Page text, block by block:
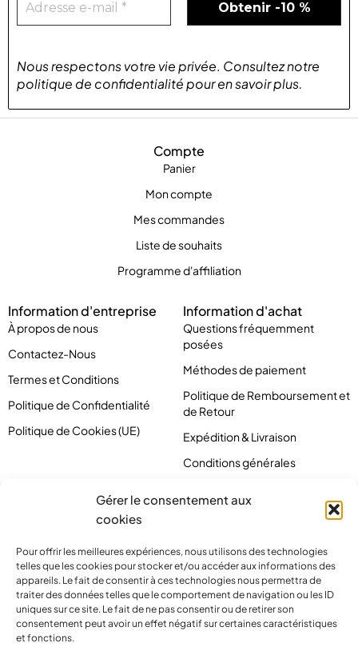
Gérer le consentement aux
cookies
Pour offrir les meilleures expériences, nous utilisons des technologies
telles que les cookies pour stocker et/ou accéder aux informations des
appareils. Le fait de consentir à ces technologies nous permettra de
traiter des données telles que le comportement de navigation ou les ID
uniques sur ce site. Le fait de ne pas consentir ou de retirer son
consentement peut avoir un effet négatif sur certaines caractéristiques
et fonctions.
Compte
Panier
Mon compte
Mes commandes
Liste de souhaits
Programme d'affiliation
Information d'entreprise
À propos de nous
Contactez-Nous
Termes et Conditions
Politique de Confidentialité
Politique de Cookies (UE)
Information d'achat
Questions fréquemment
posées
Méthodes de paiement
Politique de Remboursement et
de Retour
Expédition & Livraison
Conditions générales
Nous respectons votre vie privée. Consultez notre
politique de confidentialitépouren savoir plus.